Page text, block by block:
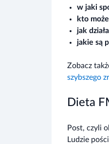
w jaki
kto
jak
jakie są
Zobacz
szybszego
Dieta
Post, czyli
Ludzie